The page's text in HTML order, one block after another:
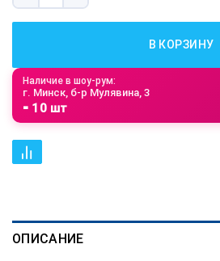
В КОРЗИНУ
Наличие в шоу-рум:
г. Минск, б-р Мулявина, 3
⁃ 10 шт
ОПИСАНИЕ